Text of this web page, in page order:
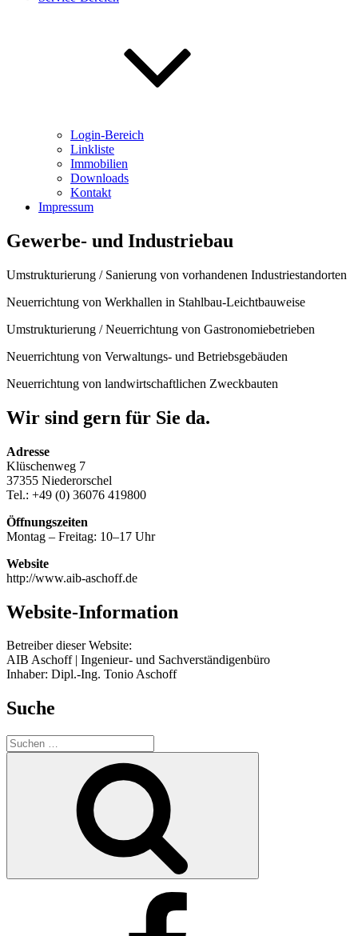
Login-Bereich
Linkliste
Immobilien
Downloads
Kontakt
Impressum
Gewerbe- und Industriebau
Umstrukturierung / Sanierung von vorhandenen Industriestandorten
Neuerrichtung von Werkhallen in Stahlbau-Leichtbauweise
Umstrukturierung / Neuerrichtung von Gastronomiebetrieben
Neuerrichtung von Verwaltungs- und Betriebsgebäuden
Neuerrichtung von landwirtschaftlichen Zweckbauten
Wir sind gern für Sie da.
Adresse
Klüschenweg 7
37355 Niederorschel
Tel.: +49 (0) 36076 419800
Öffnungszeiten
Montag – Freitag: 10–17 Uhr
Website
http://www.aib-aschoff.de
Website-Information
Betreiber dieser Website:
AIB Aschoff | Ingenieur- und Sachverständigenbüro
Inhaber: Dipl.-Ing. Tonio Aschoff
Suche
Suche
nach: